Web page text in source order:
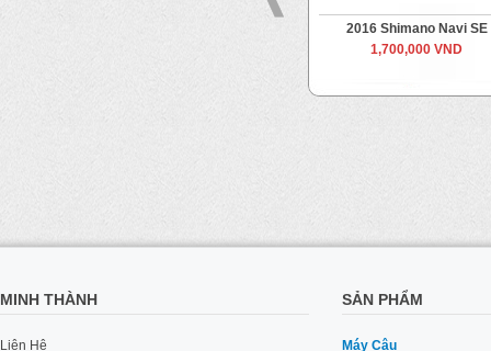
2016 Shimano Navi SE
1,700,000 VND
MINH THÀNH
Liên Hệ
SẢN PHẨM
Máy Câu